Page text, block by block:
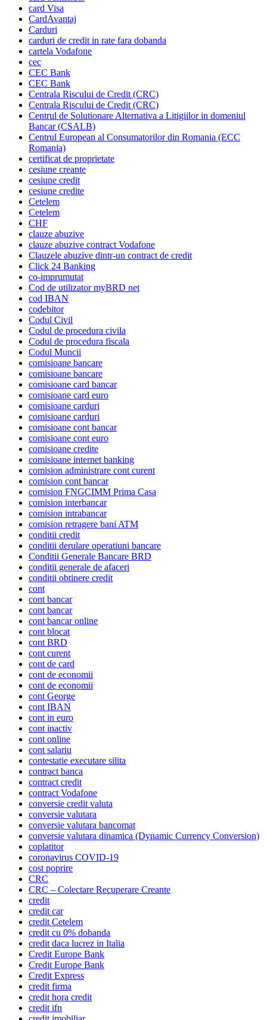
card Visa
CardAvantaj
Carduri
carduri de credit in rate fara dobanda
cartela Vodafone
cec
CEC Bank
CEC Bank
Centrala Riscului de Credit (CRC)
Centrala Riscului de Credit (CRC)
Centrul de Solutionare Alternativa a Litigiilor in domeniul
Bancar (CSALB)
Centrul European al Consumatorilor din Romania (ECC
Romania)
certificat de proprietate
cesiune creante
cesiune credit
cesiune credite
Cetelem
Cetelem
CHF
clauze abuzive
clauze abuzive contract Vodafone
Clauzele abuzive dintr-un contract de credit
Click 24 Banking
co-imprumutat
Cod de utilizator myBRD net
cod IBAN
codebitor
Codul Civil
Codul de procedura civila
Codul de procedura fiscala
Codul Muncii
comisioane bancare
comisioane bancare
comisioane card bancar
comisioane card euro
comisioane carduri
comisioane carduri
comisioane cont bancar
comisioane cont euro
comisioane credite
comisioane internet banking
comision administrare cont curent
comision cont bancar
comision FNGCIMM Prima Casa
comision interbancar
comision intrabancar
comision retragere bani ATM
conditii credit
conditii derulare operatiuni bancare
Conditii Generale Bancare BRD
conditii generale de afaceri
conditii obtinere credit
cont
cont bancar
cont bancar
cont bancar online
cont blocat
cont BRD
cont curent
cont de card
cont de economii
cont de economii
cont George
cont IBAN
cont in euro
cont inactiv
cont online
cont salariu
contestatie executare silita
contract banca
contract credit
contract Vodafone
conversie credit valuta
conversie valutara
conversie valutara bancomat
conversie valutara dinamica (Dynamic Currency Conversion)
coplatitor
coronavirus COVID-19
cost poprire
CRC
CRC – Colectare Recuperare Creante
credit
credit car
credit Cetelem
credit cu 0% dobanda
credit daca lucrez in Italia
Credit Europe Bank
Credit Europe Bank
Credit Express
credit firma
credit hora credit
credit ifn